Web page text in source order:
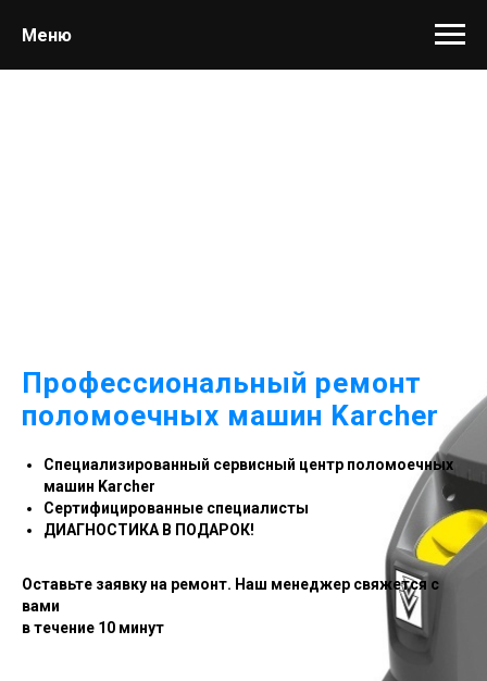
Меню
Профессиональный ремонт
поломоечных машин Karcher
Специализированный сервисный центр поломоечных
машин Karcher
Сертифицированные специалисты
ДИАГНОСТИКА В ПОДАРОК!
Оставьте заявку на ремонт. Наш менеджер свяжется с
вами
в течение 10 минут